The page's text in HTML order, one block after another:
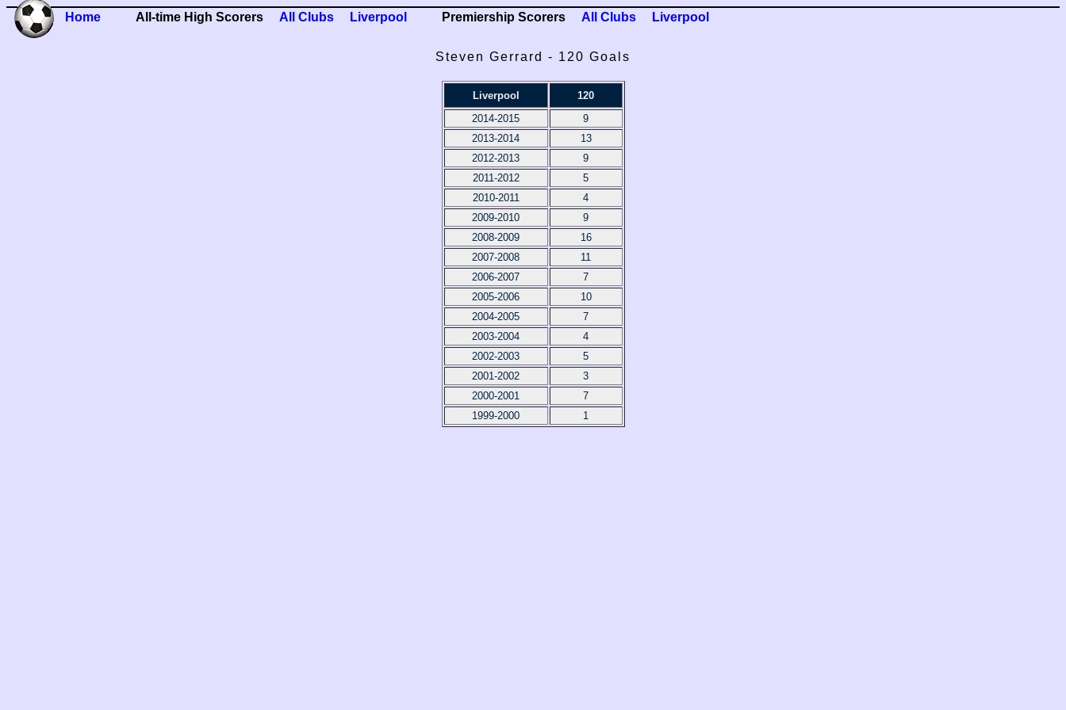
Home All-time High Scorers All Clubs Liverpool Premiership Scorers All Clubs Liverpool
Steven Gerrard - 120 Goals
Liverpool
120
2014-2015
9
2013-2014
13
2012-2013
9
2011-2012
5
2010-2011
4
2009-2010
9
2008-2009
16
2007-2008
11
2006-2007
7
2005-2006
10
2004-2005
7
2003-2004
4
2002-2003
5
2001-2002
3
2000-2001
7
1999-2000
1